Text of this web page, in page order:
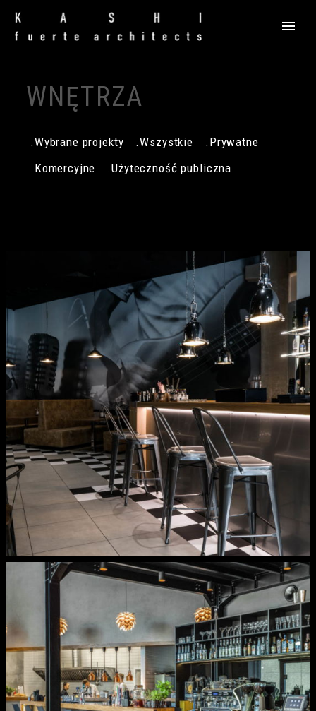
WNĘTRZA
.Wybrane projekty .Wszystkie
.Prywatne
.Komercyjne
.Użyteczność publiczna